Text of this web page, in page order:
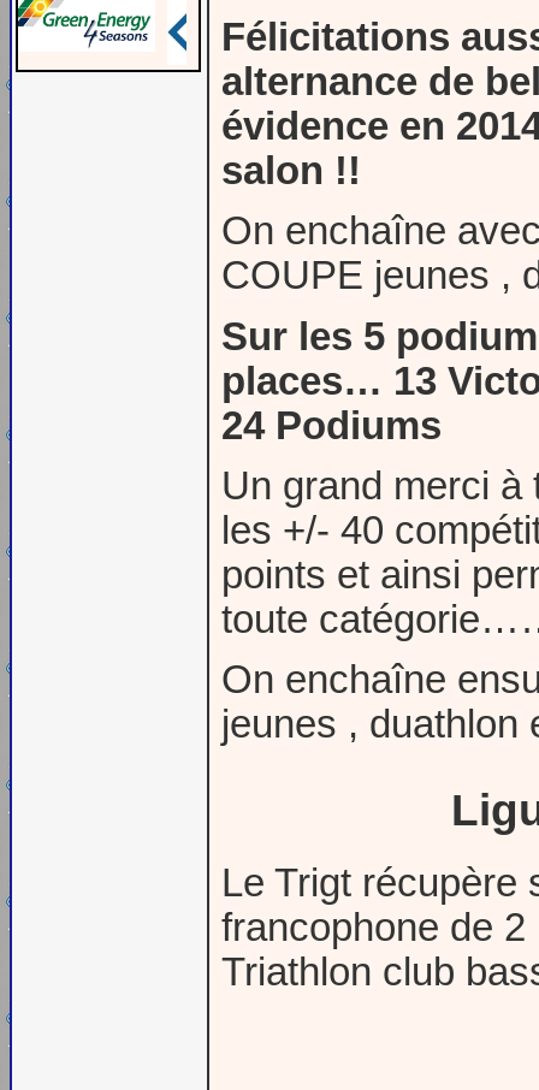
Félicitations
alternance de
évidence en
salon !!
On enchaîne
COUPE jeunes ,
Sur les 5
places… 13
24 Podiums
Un grand merci à
les +/- 40
points et ainsi
toute
On enchaîne
jeunes , duathlon
Le Trigt récupère
francophone de 2
Triathlon club